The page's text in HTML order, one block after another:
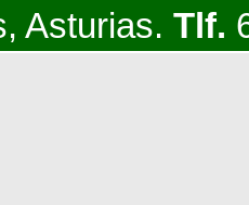
Asturias. Tlf.